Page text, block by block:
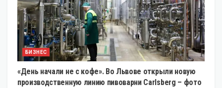
БИЗНЕС
«День начали не с кофе». Во Львове открыли новую
производственную линию пивоварни Carlsberg – фото